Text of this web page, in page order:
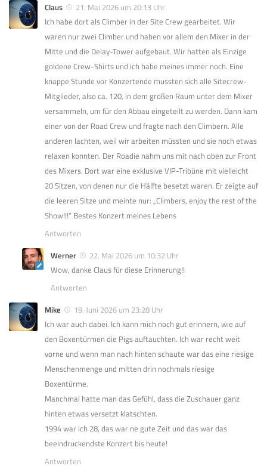
Claus
21. Mai 2026 um 20:13 Uhr
Ich habe dort als Climber in der Site Crew gearbeitet. Wir
waren nur zwei Climber und haben vor allem den Mixer in der
Mitte und die Delay-Tower aufgebaut. Wir hatten als Einzige
goldene Crew-Shirts und ich habe meines immer noch. Eine
knappe Stunde vor Konzertende mussten sich alle Sitecrew-
Mitglieder, also ca. 120, in dem großen Raum unter dem Mixer
versammeln, um für den Abbau eingeteilt zu werden. Dann kam
einer von der Road Crew und fragte nach den Climbern. Alle
anderen lachten, weil wir arbeiten müssten und sie noch etwas
relaxen konnten. Der Roadie nahm uns mit nach oben zur Front
des Mixers. Dort war eine exklusive VIP-Tribüne mit vielleicht
20 Sitzen, von denen nur die Hälfte besetzt waren. Er zeigte auf
die leeren Sitze und meinte nur: „Climbers, enjoy the rest of the
Show!!!“ Bestes Konzert meines Lebens
Antworten
Werner
22. Mai 2026 um 10:32 Uhr
Wow, danke Claus für diese Erinnerung!!
Antworten
Mike
19. Juni 2026 um 23:28 Uhr
Ich war auch dabei. Ich kann mich noch gut erinnern, wie auf
den Boxentürmen die Pigs auftauchten. Ich war recht weit
vorne und wenn man nach hinten schaute war das eine riesige
Menschenmenge und mitten drin nochmals riesige
Boxentürme.
Manchmal hatte man das Gefühl, dass die Zuschauer ganz
hinten etwas versetzt klatschten.
1994 war ich 28, das war ne gute Zeit und das war das
beeindruckendste Konzert bis heute!
Antworten